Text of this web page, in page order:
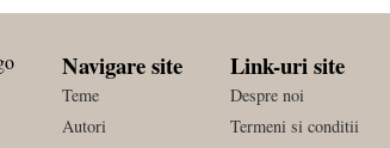
Navigare site
Teme
Autori
Link-uri site
Despre noi
Termeni si conditii